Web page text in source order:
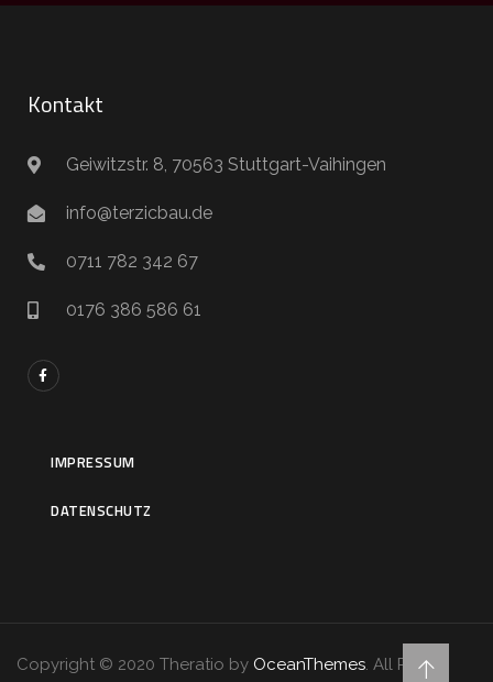
Kontakt
Geiwitzstr. 8, 70563 Stuttgart-Vaihingen
info@terzicbau.de
0711 782 342 67
0176 386 586 61
IMPRESSUM
DATENSCHUTZ
Copyright © 2020 Theratio by OceanThemes. All Rights